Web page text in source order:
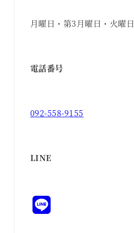
月曜日・第3月曜日・火曜日
電話番号
092-558-9155
LINE